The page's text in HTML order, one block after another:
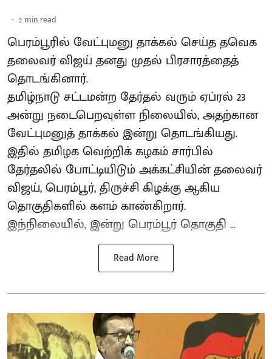
2 min read
பெரம்பூரில் வேட்புமனு தாக்கல் செய்த தவெக
தலைவர் விஜய் தனது முதல் பிரசாரத்தைத்
தொடங்கினார்.
தமிழ்நாடு சட்டமன்ற தேர்தல் வரும் ஏப்ரல் 23
அன்று நடைபெறவுள்ள நிலையில், அதற்கான
வேட்புமனுத் தாக்கல் இன்று தொடங்கியது.
இதில் தமிழக வெற்றிக் கழகம் சார்பில்
தேர்தலில் போட்டியிடும் அக்கட்சியின் தலைவர்
விஜய், பெரம்பூர், திருச்சி கிழக்கு ஆகிய
தொகுதிகளில் களம் காண்கிறார்.
இந்நிலையில், இன்று பெரம்பூர் தொகுதி ...
Read More